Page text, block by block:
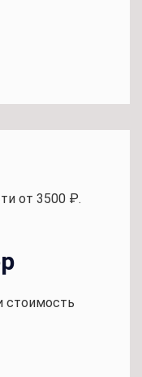
от 3500 ₽.
стоимость